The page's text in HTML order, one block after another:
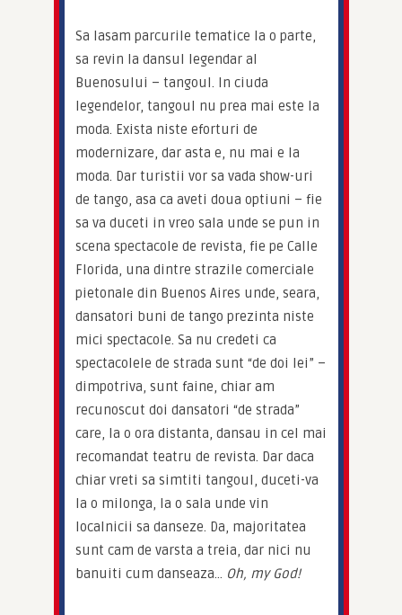
Sa lasam parcurile tematice la o parte,
sa revin la dansul legendar al
Buenosului – tangoul. In ciuda
legendelor, tangoul nu prea mai este la
moda. Exista niste eforturi de
modernizare, dar asta e, nu mai e la
moda. Dar turistii vor sa vada show-uri
de tango, asa ca aveti doua optiuni – fie
sa va duceti in vreo sala unde se pun in
scena spectacole de revista, fie pe Calle
Florida, una dintre strazile comerciale
pietonale din Buenos Aires unde, seara,
dansatori buni de tango prezinta niste
mici spectacole. Sa nu credeti ca
spectacolele de strada sunt “de doi lei” –
dimpotriva, sunt faine, chiar am
recunoscut doi dansatori “de strada”
care, la o ora distanta, dansau in cel mai
recomandat teatru de revista. Dar daca
chiar vreti sa simtiti tangoul, duceti-va
la o milonga, la o sala unde vin
localnicii sa danseze. Da, majoritatea
sunt cam de varsta a treia, dar nici nu
banuiti cum danseaza… Oh, my God!